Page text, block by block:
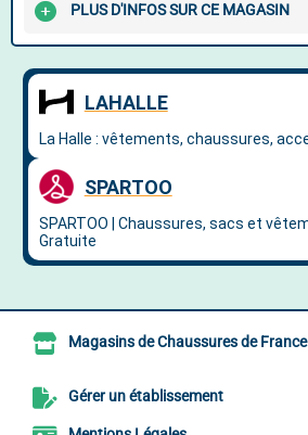
PLUS D'INFOS SUR CE MAGASIN
Magasins de Chaussures de France
Gérer un établissement